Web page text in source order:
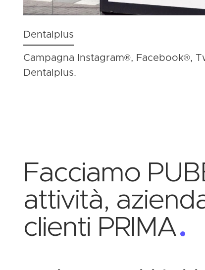
Dentalplus
Campagna Instagram®, Facebook®,
Dentalplus.
Facciamo
attività,
clienti PRIMA.